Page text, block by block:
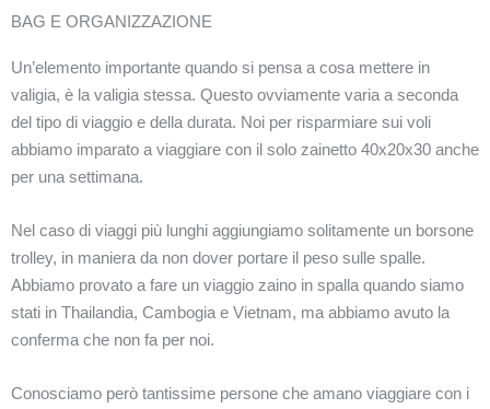
BAG E ORGANIZZAZIONE
Un’elemento importante quando si pensa a cosa mettere in
valigia, è la valigia stessa. Questo ovviamente varia a seconda
del tipo di viaggio e della durata. Noi per risparmiare sui voli
abbiamo imparato a viaggiare con il solo zainetto 40x20x30 anche
per una settimana.
Nel caso di viaggi più lunghi aggiungiamo solitamente un borsone
trolley, in maniera da non dover portare il peso sulle spalle.
Abbiamo provato a fare un viaggio zaino in spalla quando siamo
stati in Thailandia, Cambogia e Vietnam, ma abbiamo avuto la
conferma che non fa per noi.
Conosciamo però tantissime persone che amano viaggiare con i